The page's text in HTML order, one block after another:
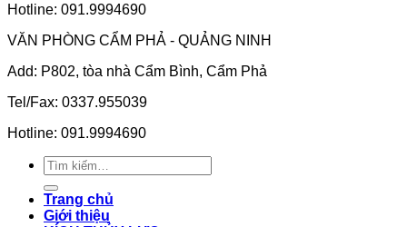
Hotline: 091.9994690
VĂN PHÒNG CẨM PHẢ - QUẢNG NINH
Add: P802, tòa nhà Cẩm Bình, Cẩm Phả
Tel/Fax: 0337.955039
Hotline: 091.9994690
Tìm
kiếm:
Trang chủ
Giới thiệu